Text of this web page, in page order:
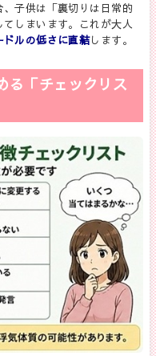
子供は「裏切りは日常的
しまいます。これが大人
ルの低さに直結します。
る「チェックリス